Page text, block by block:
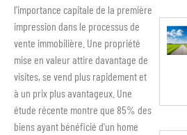
l'importance capitale de la première
impression dans le processus de
vente immobilière. Une propriété
mise en valeur attire davantage de
visites, se vend plus rapidement et
à un prix plus avantageux. Une
étude récente montre que 85% des
biens ayant bénéficié d'un home